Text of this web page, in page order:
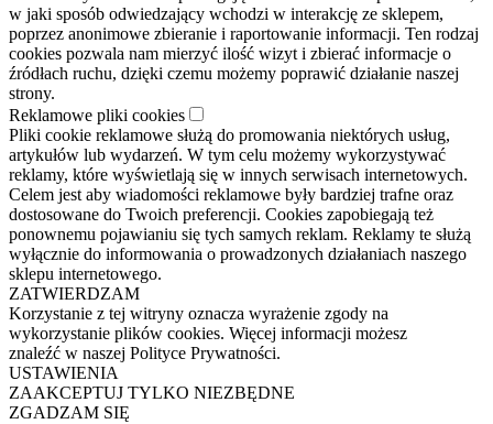
w jaki sposób odwiedzający wchodzi w interakcję ze sklepem,
poprzez anonimowe zbieranie i raportowanie informacji. Ten rodzaj
cookies pozwala nam mierzyć ilość wizyt i zbierać informacje o
źródłach ruchu, dzięki czemu możemy poprawić działanie naszej
strony.
Reklamowe pliki cookies
Pliki cookie reklamowe służą do promowania niektórych usług,
artykułów lub wydarzeń. W tym celu możemy wykorzystywać
reklamy, które wyświetlają się w innych serwisach internetowych.
Celem jest aby wiadomości reklamowe były bardziej trafne oraz
dostosowane do Twoich preferencji. Cookies zapobiegają też
ponownemu pojawianiu się tych samych reklam. Reklamy te służą
wyłącznie do informowania o prowadzonych działaniach naszego
sklepu internetowego.
ZATWIERDZAM
Korzystanie z tej witryny oznacza wyrażenie zgody na
wykorzystanie plików cookies. Więcej informacji możesz
znaleźć w naszej Polityce Prywatności.
USTAWIENIA
ZAAKCEPTUJ TYLKO NIEZBĘDNE
ZGADZAM SIĘ